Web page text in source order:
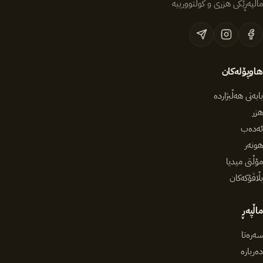
ماڵپەڕێکی هزری و کولتوورییە
هاوپۆلەکان
بابەتی هەڵبژاردە
هزر
ئەدەب
هونەر
مۆڵتی میدیا
بڵاڤۆکەکان
ماڵپەڕ
سەرەتا
دەربارە